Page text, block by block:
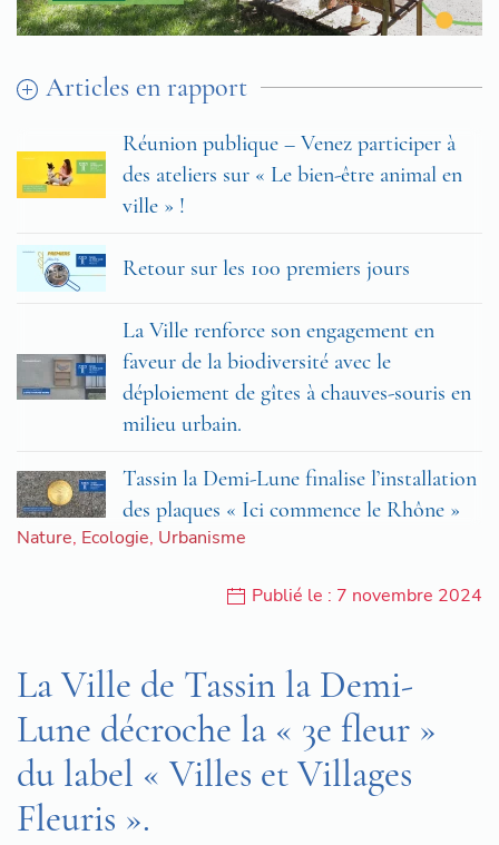
Articles en rapport
Réunion publique – Venez participer à
des ateliers sur « Le bien-être animal en
ville » !
Retour sur les 100 premiers jours
La Ville renforce son engagement en
faveur de la biodiversité avec le
déploiement de gîtes à chauves-souris en
milieu urbain.
Tassin la Demi-Lune finalise l’installation
des plaques « Ici commence le Rhône »
Nature, Ecologie, Urbanisme
Publié le : 7 novembre 2024
La Ville de Tassin la Demi-
Lune décroche la « 3e fleur »
du label « Villes et Villages
Fleuris ».